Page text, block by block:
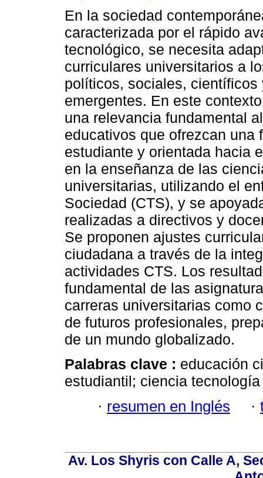
En la sociedad
caracterizada por el rápido
tecnológico, se necesita
curriculares universitarios a
políticos, sociales, científicos
emergentes. En este
una relevancia fundamental
educativos que ofrezcan una
estudiante y orientada hacia
en la enseñanza de las
universitarias, utilizando el
Sociedad (CTS), y se
realizadas a directivos y
Se proponen ajustes
ciudadana a través de la
actividades CTS. Los
fundamental de las
carreras universitarias como
de futuros profesionales,
de un mundo globalizado.
Palabras clave : educación
estudiantil; ciencia
· resumen en Inglés ·
Av. Los Shyris con Calle A,